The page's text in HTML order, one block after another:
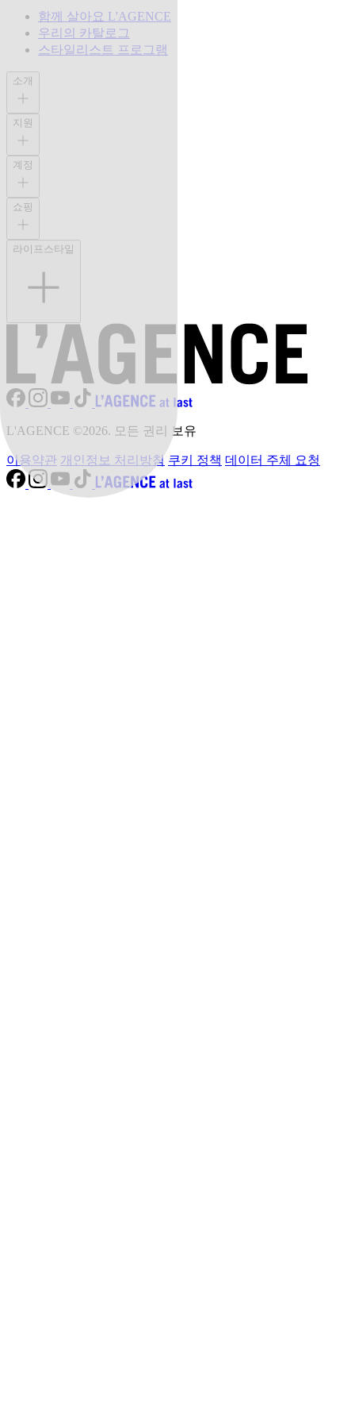
함께 살아요 L'AGENCE
우리의 카탈로그
스타일리스트 프로그램
소개
지원
계정
쇼핑
라이프스타일
L'AGENCE ©2026. 모든 권리 보유
이용약관 개인정보 처리방침 쿠키 정책 데이터 주체 요청